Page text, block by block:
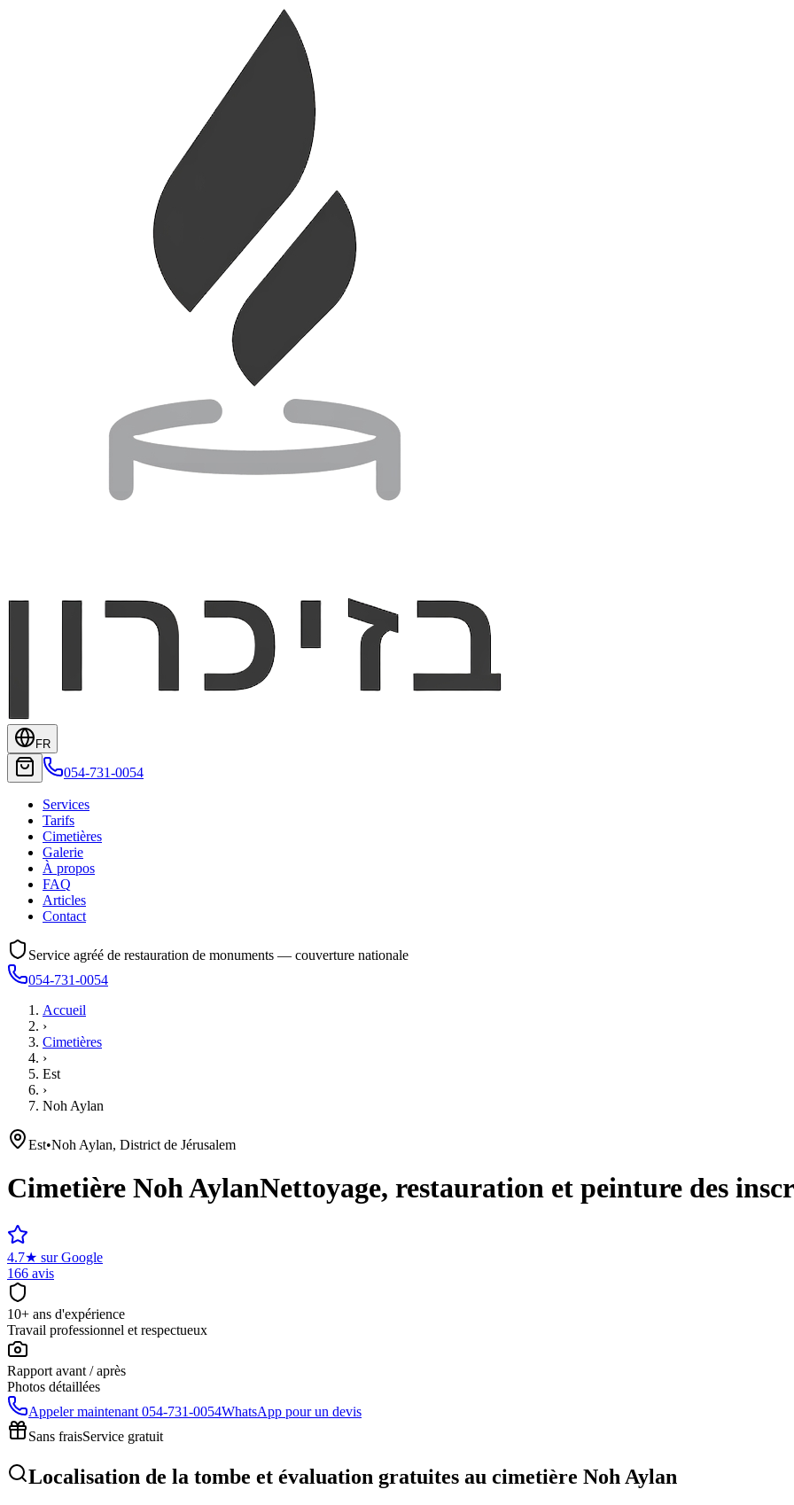
FR
054-731-0054
Services
Tarifs
Cimetières
Galerie
À propos
FAQ
Articles
Contact
Service agréé de restauration de monuments — couverture nationale
054-731-0054
Accueil
›
Cimetières
›
Est
›
Noh Aylan
Est•Noh Aylan, District de Jérusalem
Cimetière Noh AylanNettoyage, restauration et peinture des
4.7★ sur Google
166 avis
10+ ans d'expérience
Travail professionnel et respectueux
Rapport avant / après
Photos détaillées
Appeler maintenant 054-731-0054WhatsApp pour un devis
Sans fraisService gratuit
Localisation de la tombe et évaluation gratuites au cimetière Noh Aylan